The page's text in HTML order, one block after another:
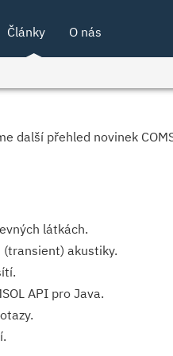
Články O nás
další přehled novinek
látkách.
(transient) akustiky.
API pro Java.